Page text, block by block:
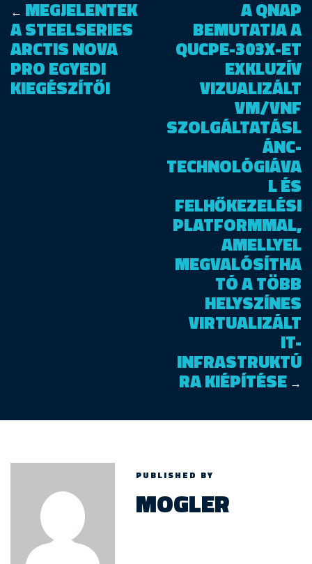
← MEGJELENTEK
A STEELSERIES
ARCTIS NOVA
PRO EGYEDI
KIEGÉSZÍTŐI
A QNAP
BEMUTATJA A
QUCPE-303X-ET
EXKLUZÍV
VIZUALIZÁLT
VM/VNF
SZOLGÁLTATÁSL
ÁNC-
TECHNOLÓGIÁVA
L ÉS
FELHŐKEZELÉSI
PLATFORMMAL,
AMELLYEL
MEGVALÓSÍTHA
TÓ A TÖBB
HELYSZÍNES
VIRTUALIZÁLT
IT-
INFRASTRUKTÚ
RA KIÉPÍTÉSE →
PUBLISHED BY
MOGLER